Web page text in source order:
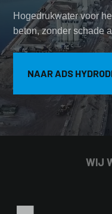
Hogedrukwater voor
beton, zonder schade
NAAR ADS
WIJ